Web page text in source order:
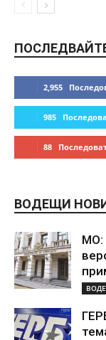
2,955
985
88
ВОДЕЩИ
МО: